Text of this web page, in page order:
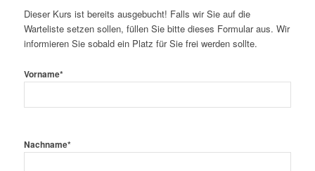
Dieser Kurs ist bereits ausgebucht! Falls wir Sie auf die
Warteliste setzen sollen, füllen Sie bitte dieses Formular aus. Wir
informieren Sie sobald ein Platz für Sie frei werden sollte.
Vorname*
Nachname*